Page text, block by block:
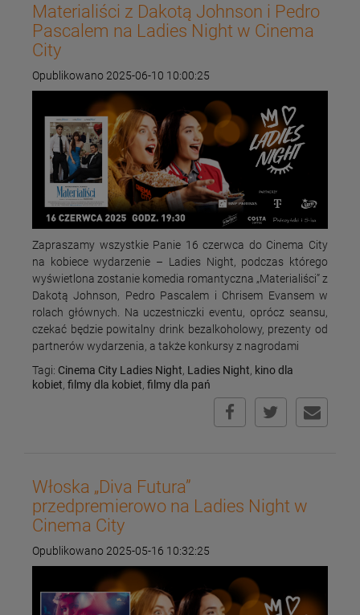
Materialiści z Dakotą Johnson i Pedro
Pascalem na Ladies Night w Cinema
City
Opublikowano 2025-06-10 10:00:25
Zapraszamy wszystkie Panie 16 czerwca do Cinema City
na kobiece wydarzenie – Ladies Night, podczas którego
wyświetlona zostanie komedia romantyczna „Materialiści” z
Dakotą Johnson, Pedro Pascalem i Chrisem Evansem w
rolach głównych. Na uczestniczki eventu, oprócz seansu,
czekać będzie powitalny drink bezalkoholowy, prezenty od
partnerów wydarzenia, a także konkursy z nagrodami
Tagi: Cinema City Ladies Night, Ladies Night, kino dla
kobiet, filmy dla kobiet, filmy dla pań
Włoska „Diva Futura”
przedpremierowo na Ladies Night w
Cinema City
Opublikowano 2025-05-16 10:32:25